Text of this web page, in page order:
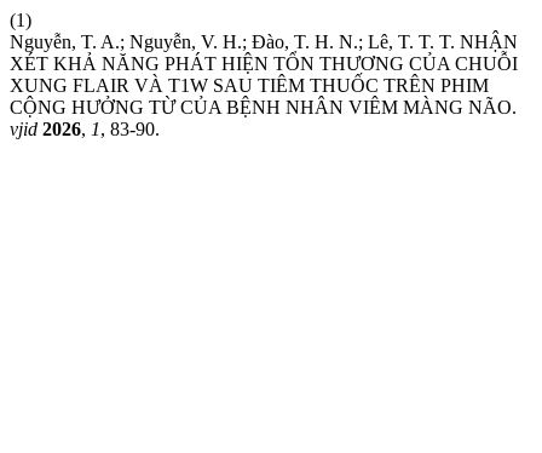
(1)
Nguyễn, T. A.; Nguyễn, V. H.; Đào, T. H. N.; Lê, T. T. T. NHẬN
XÉT KHẢ NĂNG PHÁT HIỆN TỔN THƯƠNG CỦA CHUỖI
XUNG FLAIR VÀ T1W SAU TIÊM THUỐC TRÊN PHIM
CỘNG HƯỞNG TỪ CỦA BỆNH NHÂN VIÊM MÀNG NÃO.
vjid 2026, 1, 83-90.